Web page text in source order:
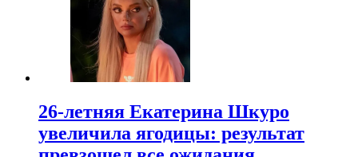
26-летняя Екатерина Шкуро
увеличила ягодицы: результат